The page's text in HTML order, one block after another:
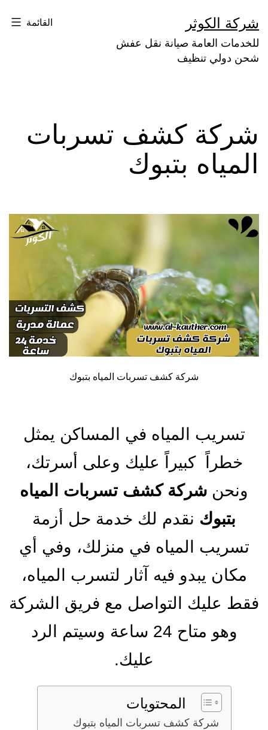
إلى
المحتوى
شركة الكوثر
للخدمات العامة صيانة نقل عفش
شحن دولي تنظيف
القائمة
شركة كشف تسربات
المياه بتبوك
شركة كشف تسربات المياه بتبوك
تسريب المياه في المساكن يمثل
خطراً كبيراً عليك وعلى أسرتك،
ونحن شركة كشف تسربات المياه
بتبوك نقدم لك خدمة حل أزمة
تسريب المياه في منزلك، وفي أي
مكان يبدو فيه آثار لتسرب المياه،
فقط عليك التواصل مع فريق الشركة
وهو متاح 24 ساعة وسيتم الرد
عليك.
المحتويات
شركة كشف تسربات المياه بتبوك